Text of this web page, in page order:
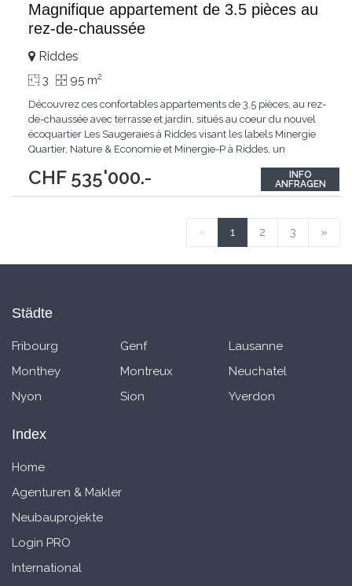
Magnifique appartement de 3.5 pièces au
rez-de-chaussée
CHF 535'000.-
Riddes
3 95 m2
Découvrez ces confortables appartements de 3.5 pièces, au rez-
de-chaussée avec terrasse et jardin, situés au coeur du nouvel
écoquartier Les Saugeraies à Riddes visant les labels Minergie
Quartier, Nature & Economie et Minergie-P à Riddes, un
quotidien.Les aménagements extérieurs du quartier sont au
coeur du projet accueillant...
INFO
ANFRAGEN
« 1 2 3 »
Städte
Fribourg Genf
Lausanne
Monthey
Montreux
Neuchatel
Nyon
Sion Yverdon
Index
Home
Agenturen & Makler
Neubauprojekte
Login PRO
International